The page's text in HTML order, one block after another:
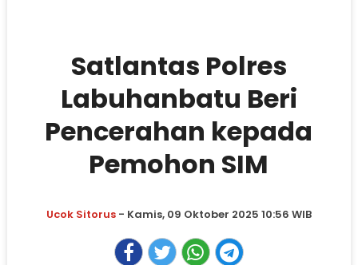
Satlantas Polres
Labuhanbatu Beri
Pencerahan kepada
Pemohon SIM
Ucok Sitorus- Kamis, 09 Oktober 2025 10:56 WIB